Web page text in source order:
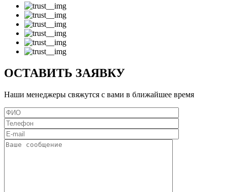
ОСТАВИТЬ ЗАЯВКУ
Наши менеджеры свяжутся с вами в ближайшее время